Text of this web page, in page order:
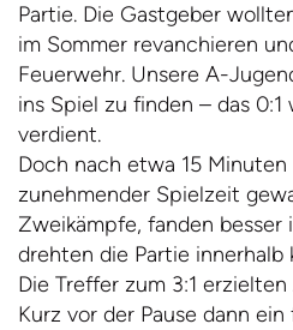
Partie. Die Gastgeber
im Sommer revanchieren
Feuerwehr. Unsere A-
ins Spiel zu finden – das
verdient.
Doch nach etwa 15
zunehmender Spielzeit
Zweikämpfe, fanden besser
drehten die Partie innerhalb
Die Treffer zum 3:1
Kurz vor der Pause dann